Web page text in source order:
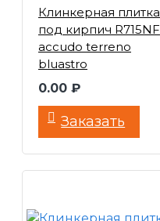
Клинкерная плитка
под кирпич R715NF
accudo terreno
bluastro
0.00 ₽
Заказать